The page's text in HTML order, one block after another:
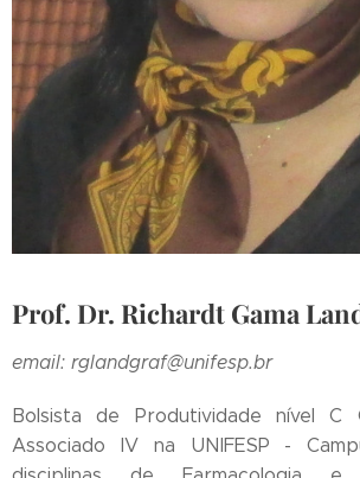
Prof. Dr. Richardt Gama
email: rglandgraf@unifesp.br
Bolsista de Produtividade nível C
Associado IV na UNIFESP -